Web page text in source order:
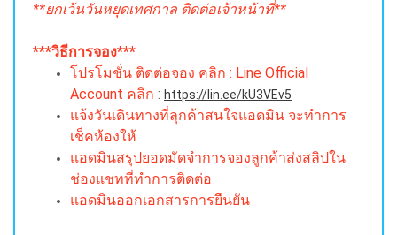
**ยกเว้นวันหยุดเทศกาล ติดต่อเจ้าหน้าที่**
***วิธีการจอง***
โปรโมชั่น ติดต่อจอง คลิก : Line Official
Account คลิก : https://lin.ee/kU3VEv5
แจ้งวันเดินทางที่ลุกค้าสนใจแอดมิน จะทำการ
เช็คห้องให้
แอดมินสรุปยอดมัดจำการจองลูกค้าส่งสลิปใน
ช่องแชทที่ทำการติดต่อ
แอดมินออกเอกสารการยืนยัน